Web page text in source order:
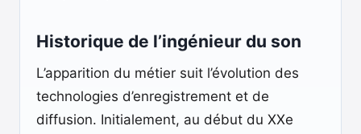
Historique de l’ingénieur du son
L’apparition du métier suit l’évolution des
technologies d’enregistrement et de
diffusion. Initialement, au début du XXe